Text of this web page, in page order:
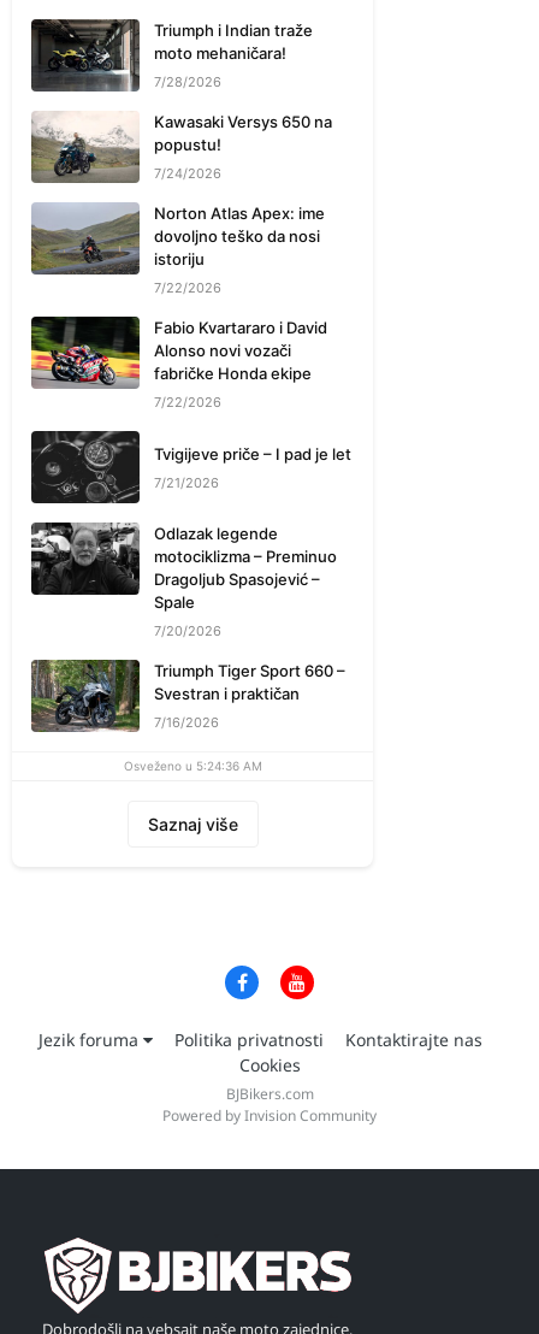
Triumph i Indian traže
moto mehaničara!
7/28/2026
Kawasaki Versys 650 na
popustu!
7/24/2026
Norton Atlas Apex: ime
dovoljno teško da nosi
istoriju
7/22/2026
Fabio Kvartararo i David
Alonso novi vozači
fabričke Honda ekipe
7/22/2026
Tvigijeve priče – I pad je let
7/21/2026
Odlazak legende
motociklizma – Preminuo
Dragoljub Spasojević –
Spale
7/20/2026
Triumph Tiger Sport 660 –
Svestran i praktičan
7/16/2026
Osveženo u 5:24:36 AM
Saznaj više
Jezik foruma Politika privatnosti
Kontaktirajte nas
Cookies
BJBikers.com
Powered by Invision Community
Dobrodošli na vebsajt naše moto zajednice,